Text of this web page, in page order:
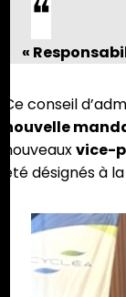
«
Ce conseil
nouvelle
nouveauxvice-
été désignés à